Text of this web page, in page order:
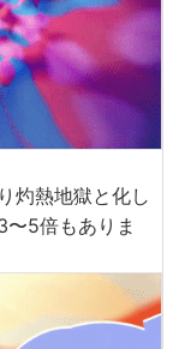
灼熱地獄と化し
5倍もありま